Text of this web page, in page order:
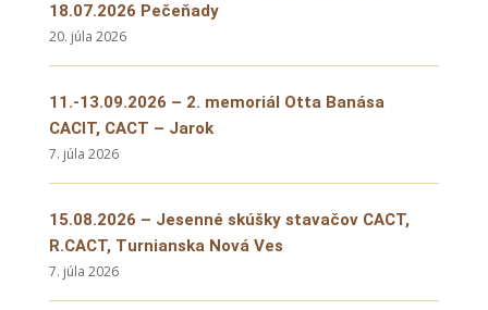
18.07.2026 Pečeňady
20. júla 2026
11.-13.09.2026 – 2. memoriál Otta Banása
CACIT, CACT – Jarok
7. júla 2026
15.08.2026 – Jesenné skúšky stavačov CACT,
R.CACT, Turnianska Nová Ves
7. júla 2026